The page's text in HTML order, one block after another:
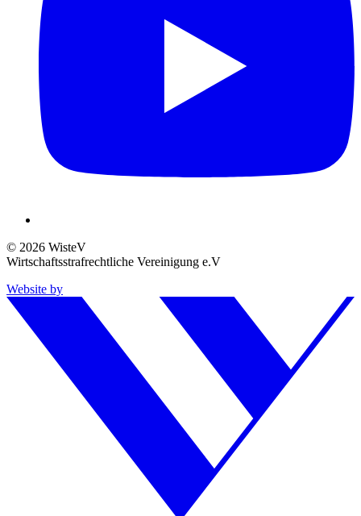
© 2026 WisteV
Wirtschaftsstrafrechtliche Vereinigung e.V
Website by